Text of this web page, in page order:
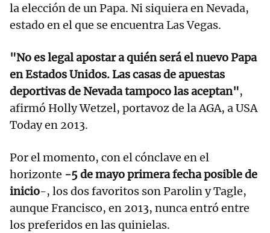
la elección de un Papa. Ni siquiera en Nevada,
estado en el que se encuentra Las Vegas.
"No es legal apostar a quién será el nuevo Papa
en Estados Unidos. Las casas de apuestas
deportivas de Nevada tampoco las aceptan",
afirmó Holly Wetzel, portavoz de la AGA, a USA
Today en 2013.
Por el momento, con el cónclave en el
horizonte -5 de mayo primera fecha posible de
inicio-, los dos favoritos son Parolin y Tagle,
aunque Francisco, en 2013, nunca entró entre
los preferidos en las quinielas.